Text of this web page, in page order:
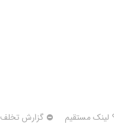
لینک مستقیم گزارش تخلف